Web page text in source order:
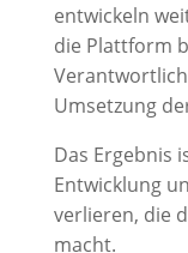
entwickeln
die Plattform
Umsetzung
Das Ergebnis
Entwicklung
verlieren, die
macht.